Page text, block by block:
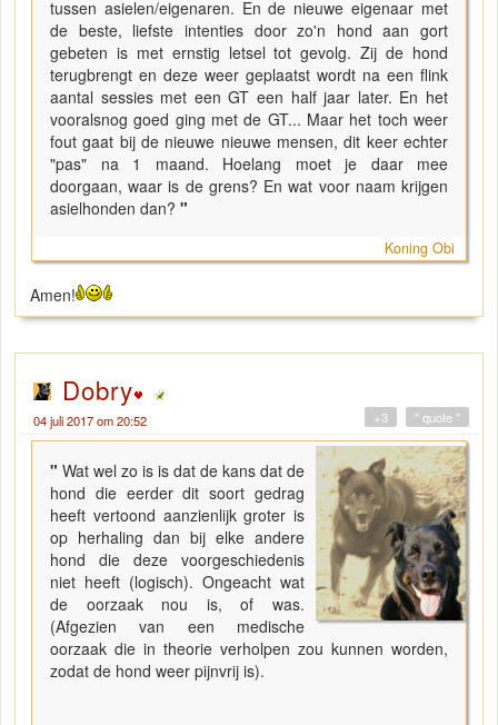
tussen asielen/eigenaren. En de nieuwe eigenaar met
de beste, liefste intenties door zo'n hond aan gort
gebeten is met ernstig letsel tot gevolg. Zij de hond
terugbrengt en deze weer geplaatst wordt na een flink
aantal sessies met een GT een half jaar later. En het
vooralsnog goed ging met de GT... Maar het toch weer
fout gaat bij de nieuwe nieuwe mensen, dit keer echter
"pas" na 1 maand. Hoelang moet je daar mee
doorgaan, waar is de grens? En wat voor naam krijgen
asielhonden dan? "
Koning Obi
Amen!
Dobry
04 juli 2017 om 20:52 " quote "
+3
"Wat wel zo is is dat de kans dat de
hond die eerder dit soort gedrag
heeft vertoond aanzienlijk groter is
op herhaling dan bij elke andere
hond die deze voorgeschiedenis
niet heeft (logisch). Ongeacht wat
de oorzaak nou is, of was.
(Afgezien van een medische
oorzaak die in theorie verholpen zou kunnen worden,
zodat de hond weer pijnvrij is).